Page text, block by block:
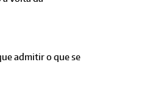
admitir o que se